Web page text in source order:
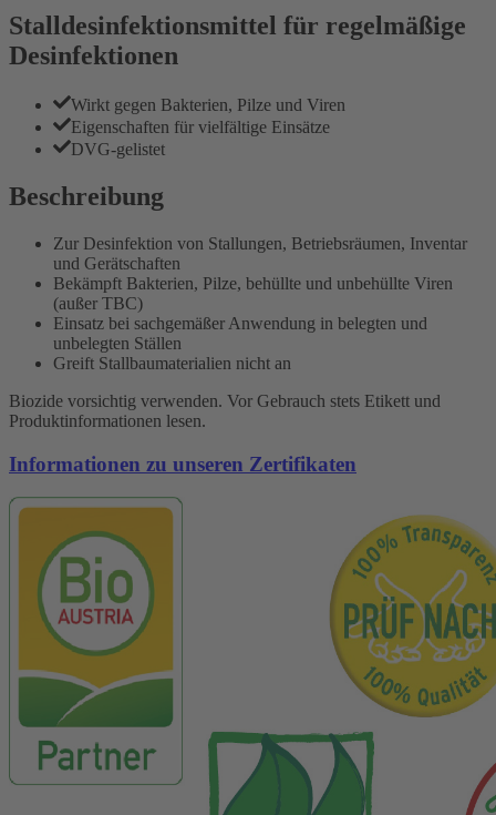
Stalldesinfektionsmittel für regelmäßige
Desinfektionen
Wirkt gegen Bakterien, Pilze und Viren
Eigenschaften für vielfältige Einsätze
DVG-gelistet
Beschreibung
Zur Desinfektion von Stallungen, Betriebsräumen, Inventar
und Gerätschaften
Bekämpft Bakterien, Pilze, behüllte und unbehüllte Viren
(außer TBC)
Einsatz bei sachgemäßer Anwendung in belegten und
unbelegten Ställen
Greift Stallbaumaterialien nicht an
Biozide vorsichtig verwenden. Vor Gebrauch stets Etikett und
Produktinformationen lesen.
Informationen zu unseren Zertifikaten